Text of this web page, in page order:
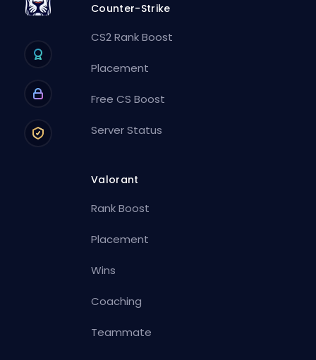
Counter-Strike
CS2 Rank Boost
Placement
Free CS Boost
Server Status
Valorant
Rank Boost
Placement
Wins
Coaching
Teammate